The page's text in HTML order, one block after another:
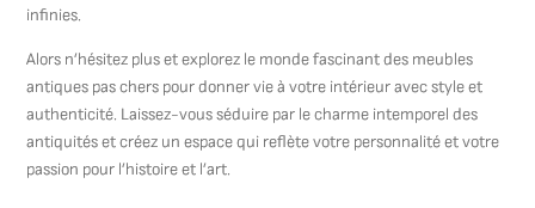
infinies.
Alors n’hésitez plus et explorez le monde fascinant des meubles
antiques pas chers pour donner vie à votre intérieur avec style et
authenticité. Laissez-vous séduire par le charme intemporel des
antiquités et créez un espace qui reflète votre personnalité et votre
passion pour l’histoire et l’art.